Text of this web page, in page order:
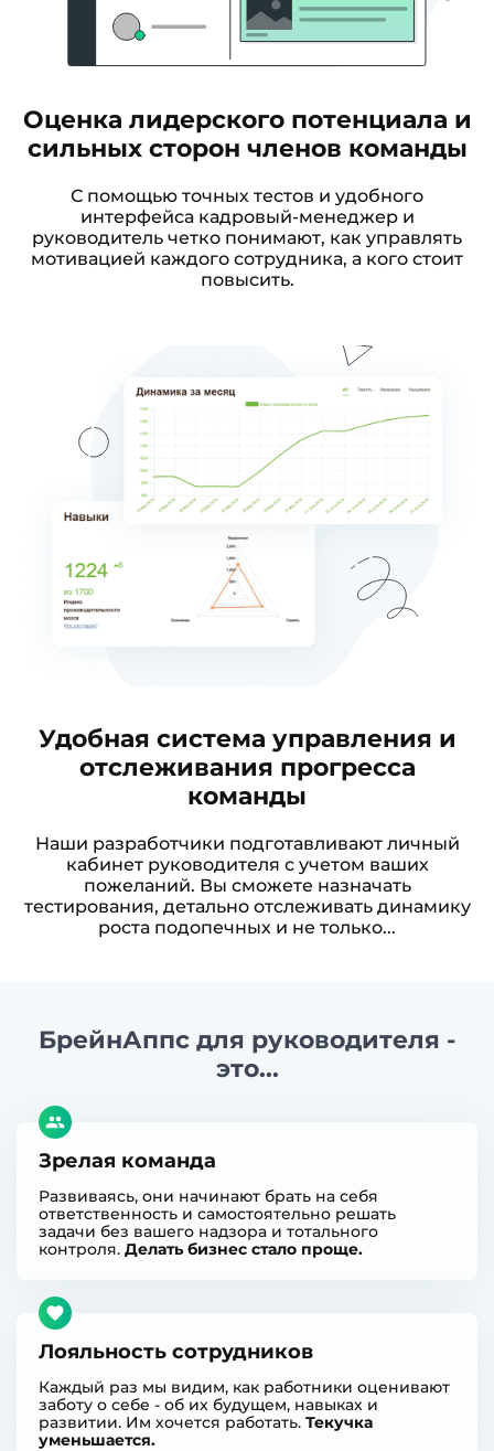
Оценка лидерского потенциала и
сильных сторон членов команды
С помощью точных тестов и удобного
интерфейса кадровый-менеджер и
руководитель четко понимают, как управлять
мотивацией каждого сотрудника, а кого стоит
повысить.
Удобная система управления и
отслеживания прогресса
команды
Наши разработчики подготавливают личный
кабинет руководителя с учетом ваших
пожеланий. Вы сможете назначать
тестирования, детально отслеживать динамику
роста подопечных и не только...
БрейнАппс для руководителя -
это...
Зрелая команда
Развиваясь, они начинают брать на себя
ответственность и самостоятельно решать
задачи без вашего надзора и тотального
контроля. Делать бизнес стало проще.
Лояльность сотрудников
Каждый раз мы видим, как работники оценивают
заботу о себе - об их будущем, навыках и
развитии. Им хочется работать. Текучка
уменьшается.